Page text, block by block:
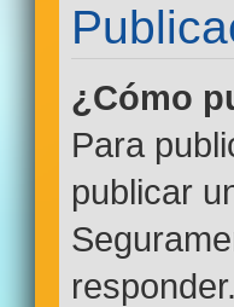
¿Cómo
Para
publicar